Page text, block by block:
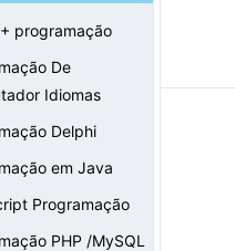
programação
De
Idiomas
Delphi
em Java
Programação
PHP /MySQL